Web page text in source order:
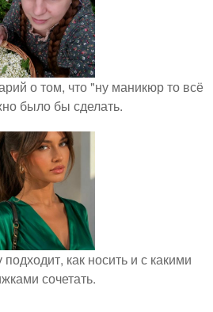
о том, что "ну маникюр то всё
было бы сделать.
как носить и с какими
сочетать.